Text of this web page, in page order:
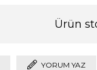
Ürün
YORUM YAZ